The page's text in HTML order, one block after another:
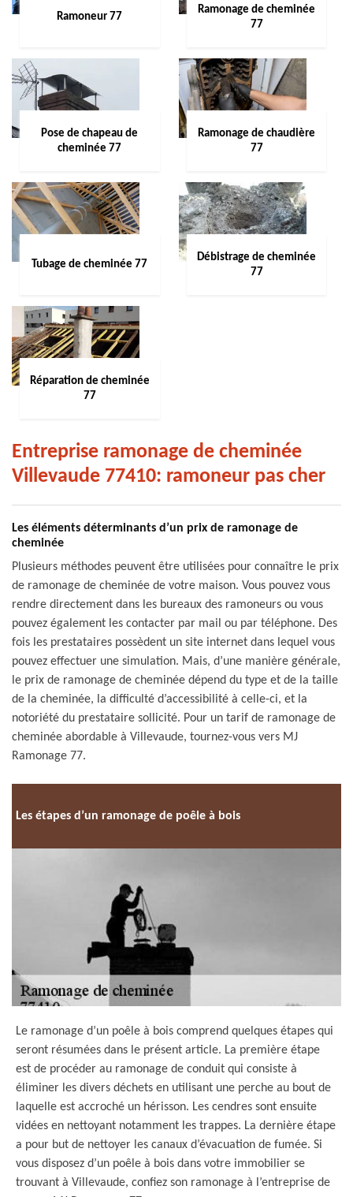
Ramoneur 77
Ramonage de cheminée
77
Pose de chapeau de
cheminée 77
Ramonage de chaudière
77
Tubage de cheminée 77
Débistrage de cheminée
77
Réparation de cheminée
77
Entreprise ramonage de cheminée
Villevaude 77410: ramoneur pas cher
Les éléments déterminants d’un prix de ramonage de
cheminée
Plusieurs méthodes peuvent être utilisées pour connaître le prix
de ramonage de cheminée de votre maison. Vous pouvez vous
rendre directement dans les bureaux des ramoneurs ou vous
pouvez également les contacter par mail ou par téléphone. Des
fois les prestataires possèdent un site internet dans lequel vous
pouvez effectuer une simulation. Mais, d’une manière générale,
le prix de ramonage de cheminée dépend du type et de la taille
de la cheminée, la difficulté d’accessibilité à celle-ci, et la
notoriété du prestataire sollicité. Pour un tarif de ramonage de
cheminée abordable à Villevaude, tournez-vous vers MJ
Ramonage 77.
Les étapes d’un ramonage de poêle à bois
Le ramonage d’un poêle à bois comprend quelques étapes qui
seront résumées dans le présent article. La première étape
est de procéder au ramonage de conduit qui consiste à
éliminer les divers déchets en utilisant une perche au bout de
laquelle est accroché un hérisson. Les cendres sont ensuite
vidées en nettoyant notamment les trappes. La dernière étape
a pour but de nettoyer les canaux d’évacuation de fumée. Si
vous disposez d’un poêle à bois dans votre immobilier se
trouvant à Villevaude, confiez son ramonage à l’entreprise de